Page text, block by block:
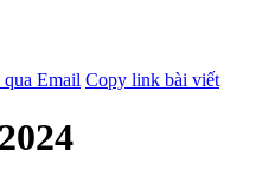
qua Email Copy link bài viết